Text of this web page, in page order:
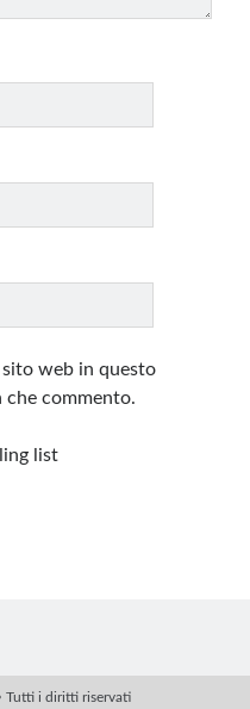
sito web in questo
che commento.
list
Tutti i diritti riservati